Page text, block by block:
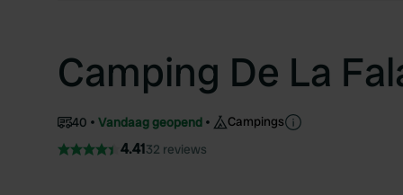
Camping De La
40 Vandaag geopend Campings
4.4132 reviews